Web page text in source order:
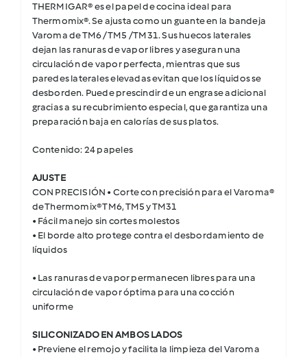
THERMIGAR® es el papel de cocina ideal para
Thermomix®. Se ajusta como un guante en la bandeja
Varoma de TM6 / TM5 / TM31. Sus huecos laterales
dejan las ranuras de vapor libres y aseguran una
circulación de vapor perfecta, mientras que sus
paredes laterales elevadas evitan que los líquidos se
desborden. Puede prescindir de un engrase adicional
gracias a su recubrimiento especial, que garantiza una
preparación baja en calorías de sus platos.
Contenido: 24 papeles
AJUSTE
CON PRECISIÓN • Corte con precisión para el Varoma®
de Thermomix® TM6, TM5 y TM31
• Fácil manejo sin cortes molestos
• El borde alto protege contra el desbordamiento de
líquidos
• Las ranuras de vapor permanecen libres para una
circulación de vapor óptima para una cocción
uniforme
SILICONIZADO EN AMBOS LADOS
• Previene el remojo y facilita la limpieza del Varoma